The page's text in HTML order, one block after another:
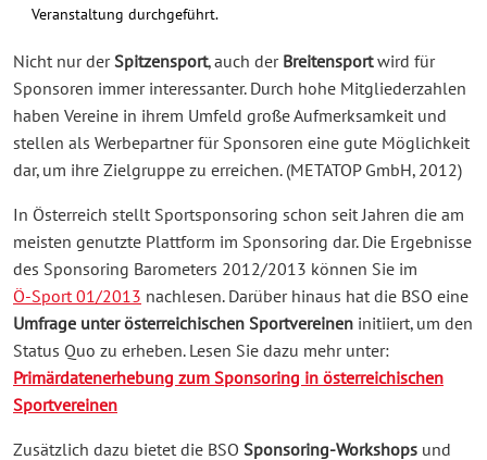
Veranstaltung durchgeführt.
Nicht nur derSpitzensport, auch der Breitensportwird für
Sponsoren immer interessanter. Durch hohe Mitgliederzahlen
haben Vereine in ihrem Umfeld große Aufmerksamkeit und
stellen als Werbepartner für Sponsoren eine gute Möglichkeit
dar, um ihre Zielgruppe zu erreichen. (METATOP GmbH, 2012)
In Österreich stellt Sportsponsoring schon seit Jahren die am
meisten genutzte Plattform im Sponsoring dar. Die Ergebnisse
des Sponsoring Barometers 2012/2013 können Sie im
Ö-Sport 01/2013 nachlesen. Darüber hinaus hat die BSO eine
Umfrage unter österreichischen Sportvereinen initiiert, um den
Status Quo zu erheben. Lesen Sie dazu mehr unter:
Primärdatenerhebung zum Sponsoring in österreichischen
Sportvereinen
Zusätzlich dazu bietet die BSO Sponsoring-Workshops und